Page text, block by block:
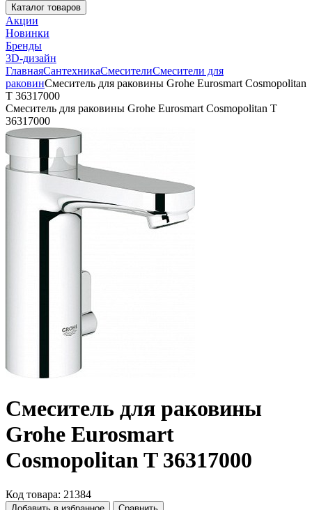
Каталог товаров
Акции
Новинки
Бренды
3D-дизайн
ГлавнаяСантехникаСмесителиСмесители для
раковинСмеситель для раковины Grohe Eurosmart Cosmopolitan
T 36317000
Смеситель для раковины Grohe Eurosmart Cosmopolitan T
36317000
Смеситель для раковины
Grohe Eurosmart
Cosmopolitan T 36317000
Код товара: 21384